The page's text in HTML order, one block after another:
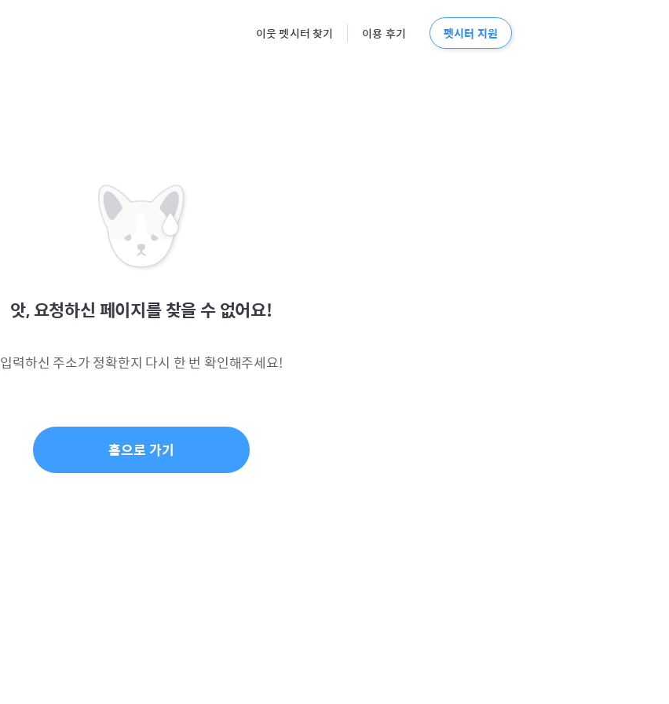
이웃 펫시터 찾기 이용 후기 펫시터 지원
앗, 요청하신 페이지를 찾을 수 없어요!
입력하신 주소가 정확한지 다시 한 번 확인해주세요!
홈으로 가기